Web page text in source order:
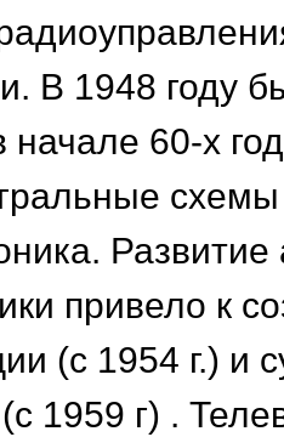
В 1948 году
начале 60-х
привело к
(с 1954 г.) и
1959 г) .